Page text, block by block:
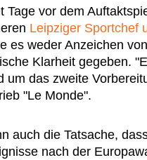
Tage vor dem
Leipziger Sportchef
es weder Anzeichen
Klarheit gegeben.
um das zweite
"Le Monde".
auch die Tatsache,
nach der